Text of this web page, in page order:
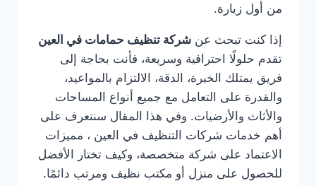
من أول زيارة.
إذا كنت تبحث عن شركة تنظيف حمامات في العين
تقدم حلولًا احترافية وسريعة، فأنت بحاجة إلى
فريق يمتلك الخبرة، الدقة، الالتزام بالمواعيد،
والقدرة على التعامل مع جميع أنواع المساحات
والأثاث والأرضيات. وفي هذا المقال سنتعرف على
أهم خدمات شركات التنظيف في العين ، مميزات
الاعتماد على شركة متخصصة، وكيف تختار الأفضل
للحصول على منزل أو مكتب نظيف ومرتب دائمًا.